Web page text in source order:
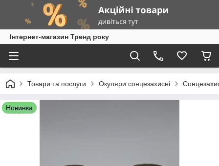
Інтернет-магазин Тренд року
Товари та послуги Окуляри сонцезахисні
Новинка